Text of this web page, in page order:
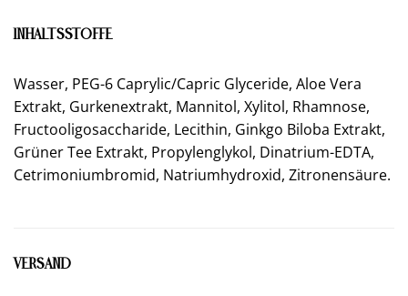
INHALTSSTOFFE
Wasser, PEG-6 Caprylic/Capric Glyceride, Aloe Vera
Extrakt, Gurkenextrakt, Mannitol, Xylitol, Rhamnose,
Fructooligosaccharide, Lecithin, Ginkgo Biloba Extrakt,
Grüner Tee Extrakt, Propylenglykol, Dinatrium-EDTA,
Cetrimoniumbromid, Natriumhydroxid, Zitronensäure.
VERSAND